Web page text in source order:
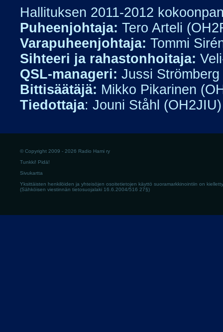
Hallituksen 2011-2012
Puheenjohtaja: Tero Arteli
Varapuheenjohtaja: Tommi
Sihteeri ja rahastonhoitaja:
QSL-manageri: Jussi
Bittisäätäjä: Mikko Pikarinen
Tiedottaja: Jouni Ståhl (OH2JIU)
© Copyright 2009 - 2026 Radio Hami ry
Tunkki! Pidä!
Sivukartta
Yksittäisten henkilöiden ja yhteisöjen osoitetietojen käyttö suoramarkkinointiin on
(Sähköisen viestinnän tietosuojalaki 16.6.2004/516 27§)